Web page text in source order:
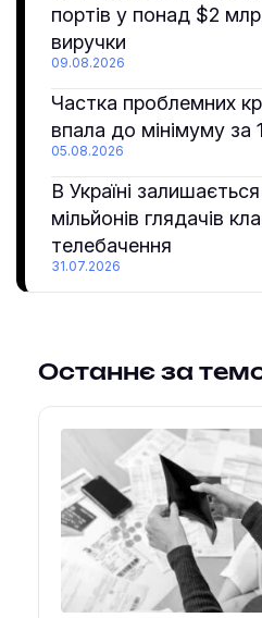
портів у понад $2
виручки
09.08.2026
Частка проблемних
впала до мінімуму за
05.08.2026
В Україні
мільйонів глядачів
телебачення
31.07.2026
Останнє за